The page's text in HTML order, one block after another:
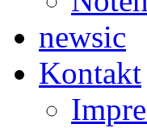
newsic
Kontakt